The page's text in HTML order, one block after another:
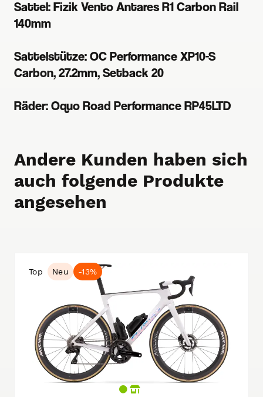
Sattel: Fizik Vento Antares R1 Carbon Rail
140mm
Sattelstütze: OC Performance XP10-S
Carbon, 27.2mm, Setback 20
Räder: Oquo Road Performance RP45LTD
Andere Kunden haben sich
auch folgende Produkte
angesehen
Top Neu -13%